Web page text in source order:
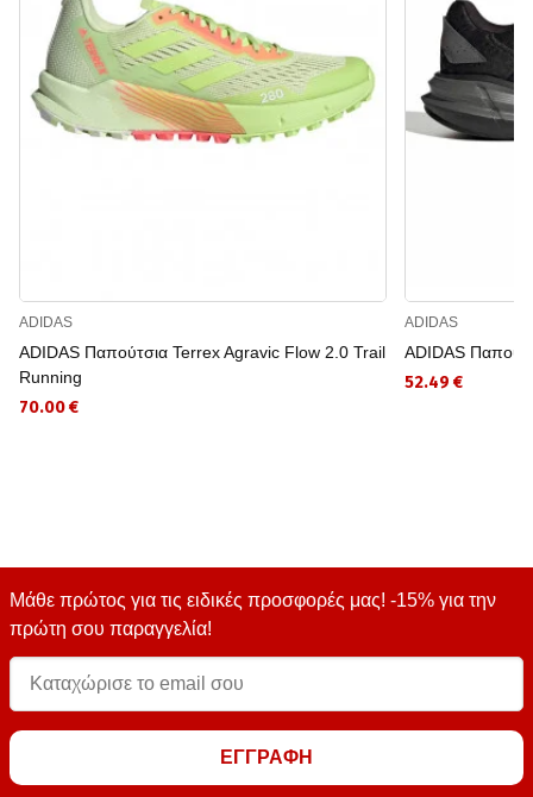
ADIDAS
ADIDAS Παπούτσια Terrex Agravic Flow 2.0 Trail
Running
70.00 €
ADIDAS
ADIDAS
52.49 €
Μάθε πρώτος για τις ειδικές προσφορές μας! -15% για την
πρώτη σου παραγγελία!
ΕΓΓΡΑΦΗ